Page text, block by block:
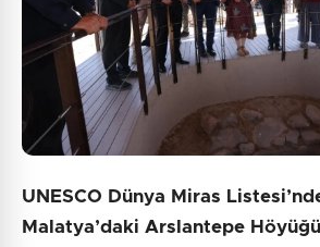
UNESCO Dünya Miras
Malatya’daki Arslantepe